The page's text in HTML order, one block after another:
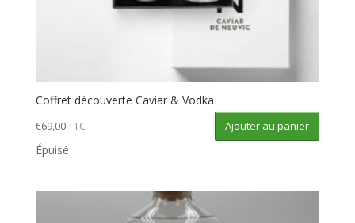
Coffret découverte Caviar & Vodka
€69,00TTC Ajouter au panier
Épuisé